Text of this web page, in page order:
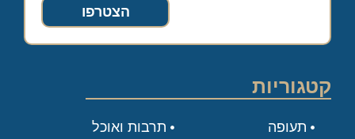
הצטרפו
קטגוריות
תעופה
תרבות ואוכל